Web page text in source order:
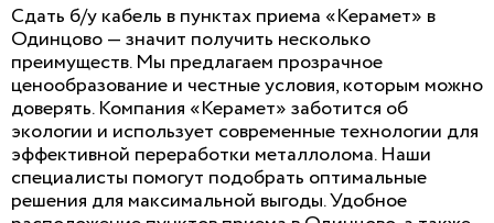
Сдать б/у кабель в пунктах приема «Керамет» в
Одинцово — значит получить несколько
преимуществ. Мы предлагаем прозрачное
ценообразование и честные условия, которым можно
доверять. Компания «Керамет» заботится об
экологии и использует современные технологии для
эффективной переработки металлолома. Наши
специалисты помогут подобрать оптимальные
решения для максимальной выгоды. Удобное